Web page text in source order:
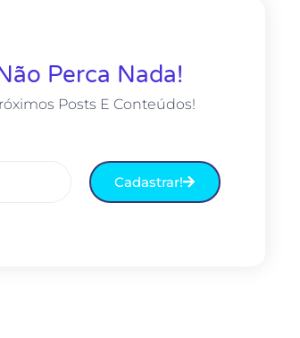
Perca Nada!
Posts E Conteúdos!
Cadastrar!